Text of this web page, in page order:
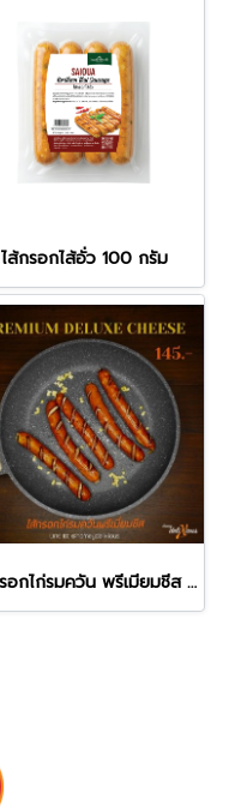
ไส้กรอกไส้อั่ว 100 กรัม
ไส้กรอกไก่รมควัน พรีเมียมชีส 250 กรัม